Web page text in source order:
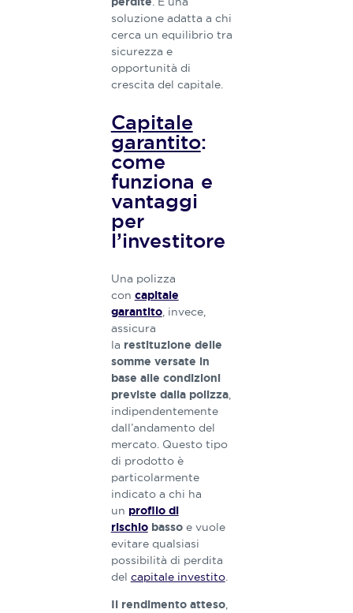
soluzione adatta a chi
cerca un equilibrio tra
sicurezza e
opportunità di
crescita del capitale.
Capitale
garantito:
come
funziona e
vantaggi
per
l’investitore
Una polizza
con capitale
garantito, invece,
assicura
la restituzione delle
somme versate in
base alle condizioni
previste dalla polizza,
indipendentemente
dall’andamento del
mercato. Questo tipo
di prodotto è
particolarmente
indicato a chi ha
un profilo di
rischiobassoe vuole
evitare qualsiasi
possibilità di perdita
del capitale investito.
Il rendimento atteso,